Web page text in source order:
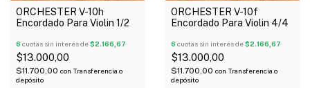
ORCHESTER V-10h
Encordado Para Violin 1/2
6 cuotas sin interés de$2.166,67
$13.000,00
$11.700,00 con Transferencia o
depósito
ORCHESTER V-10f
Encordado Para Violin 4/4
6 cuotas sin interés de$2.166,67
$13.000,00
$11.700,00 con Transferencia o
depósito